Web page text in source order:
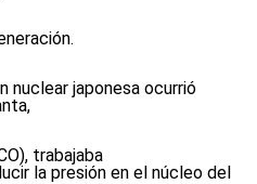
nuclear japonesa ocurrió
trabajaba
la presión en el núcleo del